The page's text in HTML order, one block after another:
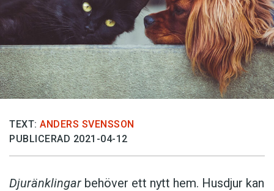
TEXT: ANDERS SVENSSON
PUBLICERAD 2021-04-12
Djuränklingar behöver ett nytt hem. Husdjur kan